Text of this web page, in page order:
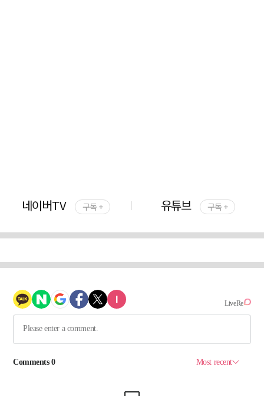
네이버TV 구독 + 유튜브 구독 +